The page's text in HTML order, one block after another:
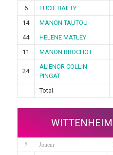
6
LUCIE BAILLY
14
MANON TAUTOU
44
HELENE MATLEY
11
MANON BROCHOT
24
ALIENOR COLLIN
PINGAT
Total
# Joueur